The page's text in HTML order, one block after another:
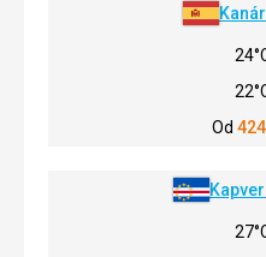
Od 424